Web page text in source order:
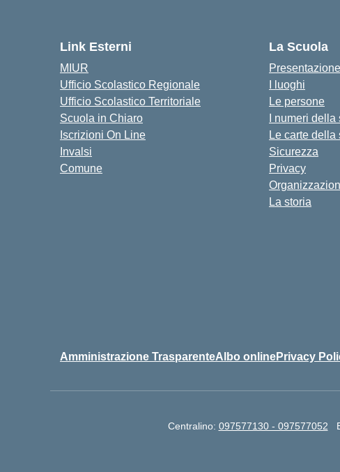
Link Esterni
MIUR
Ufficio Scolastico Regionale
Ufficio Scolastico Territoriale
Scuola in Chiaro
Iscrizioni On Line
Invalsi
Comune
La Scuola
Presentazione
I luoghi
Le persone
I numeri
Le carte della
Sicurezza
Privacy
La storia
Amministrazione TrasparenteAlbo onlinePrivacy
Centralino: 097577130 - 097577052